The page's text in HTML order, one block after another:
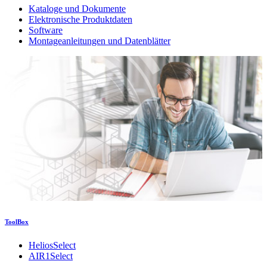
Kataloge und Dokumente
Elektronische Produktdaten
Software
Montageanleitungen und Datenblätter
ToolBox
HeliosSelect
AIR1Select